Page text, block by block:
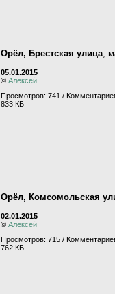
Орёл, Брестская улица,
05.01.2015
© Алексей
Просмотров: 741 /
833 КБ
Орёл, Комсомольская
02.01.2015
© Алексей
Просмотров: 715 /
762 КБ